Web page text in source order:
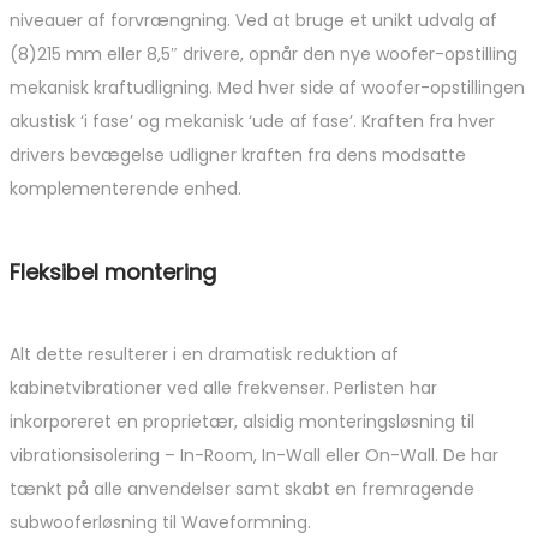
niveauer af forvrængning. Ved at bruge et unikt udvalg af
(8)215 mm eller 8,5″ drivere, opnår den nye woofer-opstilling
mekanisk kraftudligning. Med hver side af woofer-opstillingen
akustisk ‘i fase’ og mekanisk ‘ude af fase’. Kraften fra hver
drivers bevægelse udligner kraften fra dens modsatte
komplementerende enhed.
Fleksibel montering
Alt dette resulterer i en dramatisk reduktion af
kabinetvibrationer ved alle frekvenser. Perlisten har
inkorporeret en proprietær, alsidig monteringsløsning til
vibrationsisolering – In-Room, In-Wall eller On-Wall. De har
tænkt på alle anvendelser samt skabt en fremragende
subwooferløsning til Waveformning.